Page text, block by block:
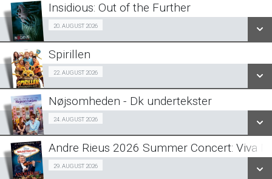
SE ALLE DAGE
LÆS MERE
Insidious: Out of the Further
20. AUGUST 2026
SE ALLE DAGE
LÆS MERE
Spirillen
22. AUGUST 2026Forpremiere 22/08
SE ALLE DAGE
LÆS MERE
Nøjsomheden - Dk undertekster
24. AUGUST 2026Forpremiere 24/08
SE ALLE DAGE
Andre Rieus 2026 Summer Concert: Viva
29. AUGUST 2026